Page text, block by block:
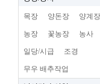
목장 양돈장 양계장
농장 꽃농장 농사
일당/시급 조경
무우 배추작업